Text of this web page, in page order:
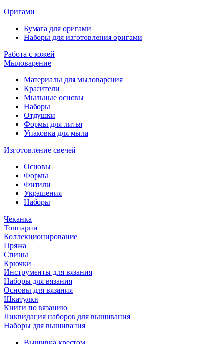
Оригами
Бумага для оригами
Наборы для изготовления оригами
Работа с кожей
Мыловарение
Материалы для мыловарения
Красители
Мыльные основы
Наборы
Отдушки
Формы для литья
Упаковка для мыла
Изготовление свечей
Основы
Формы
Фитили
Украшения
Наборы
Чеканка
Топиарии
Коллекционирование
Пряжа
Спицы
Крючки
Инструменты для вязания
Наборы для вязания
Основы для вязания
Шкатулки
Книги по вязанию
Ликвидация наборов для вышивания
Наборы для вышивания
Вышивка крестом